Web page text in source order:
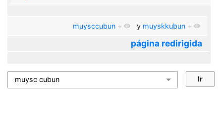
muysccubun + y muyskkubun +
página redirigida